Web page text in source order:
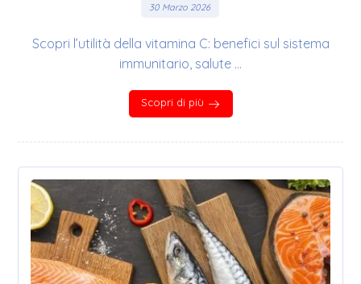
30 Marzo 2026
Scopri l’utilità della vitamina C: benefici sul sistema
immunitario, salute ...
Scopri di più